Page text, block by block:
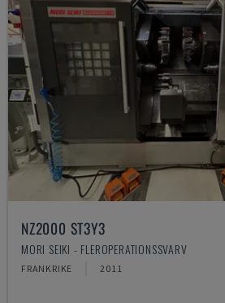
NZ2000 ST3Y3
MORI SEIKI - FLEROPERATIONSSVARV
FRANKRIKE 2011